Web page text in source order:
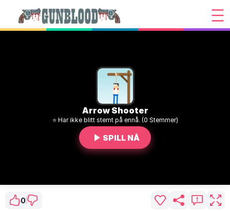
Arrow Shooter
⭐ Har ikke blitt stemt på ennå. (0 Stemmer)
SPILL NÅ
0